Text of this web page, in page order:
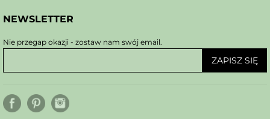
NEWSLETTER
Nie przegap okazji - zostaw nam swój email.
ZAPISZ SIĘ